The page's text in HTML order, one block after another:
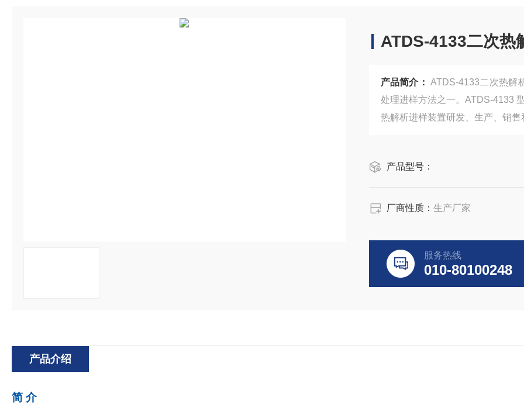
ATDS-4133二次热
产品简介： ATDS-4133二次热解
处理进样方法之一。ATDS-4133
热解析进样装置研发、生产、销售
产品型号：
厂商性质： 生产厂家
服务热线
010-80100248
产品介绍
简 介